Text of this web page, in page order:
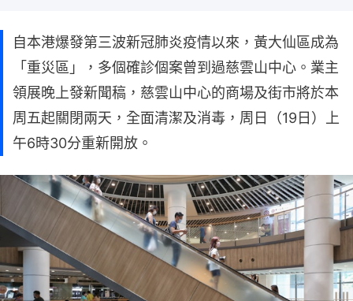
自本港爆發第三波新冠肺炎疫情以來，黃大仙區成為
「重災區」，多個確診個案曾到過慈雲山中心。業主
領展晚上發新聞稿，慈雲山中心的商場及街市將於本
周五起關閉兩天，全面清潔及消毒，周日（19日）上
午6時30分重新開放。